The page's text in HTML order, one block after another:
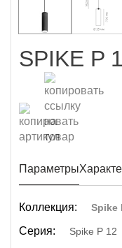
SPIKE P
Параметры
Коллекция: Spike
Серия: Spike P 12